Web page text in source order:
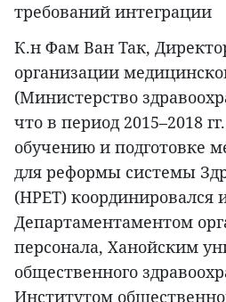
требований интеграции
К.н Фам Ван Так,
организации
(Министерство
что в период 2015–2018
обучению и подготовке
для реформы системы
(HPET) координировался
Департаментаментом
персонала, Ханойским
общественного
Институтом